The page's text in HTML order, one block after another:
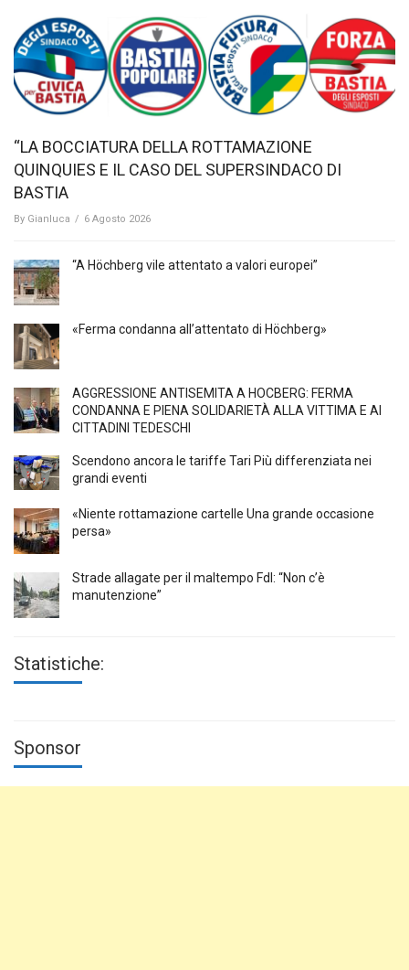
“LA BOCCIATURA DELLA ROTTAMAZIONE
QUINQUIES E IL CASO DEL SUPERSINDACO DI
BASTIA
By Gianluca / 6 Agosto 2026
“A Höchberg vile attentato a valori europei”
«Ferma condanna all’attentato di Höchberg»
AGGRESSIONE ANTISEMITA A HÖCBERG: FERMA
CONDANNA E PIENA SOLIDARIETÀ ALLA VITTIMA E AI
CITTADINI TEDESCHI
Scendono ancora le tariffe Tari Più differenziata nei
grandi eventi
«Niente rottamazione cartelle Una grande occasione
persa»
Strade allagate per il maltempo FdI: “Non c’è
manutenzione”
Statistiche:
Sponsor